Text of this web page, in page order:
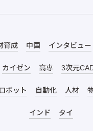
育成 中国 インタビュー
カイゼン 高専 3次元
ロボット 自動化 人材
インド タイ